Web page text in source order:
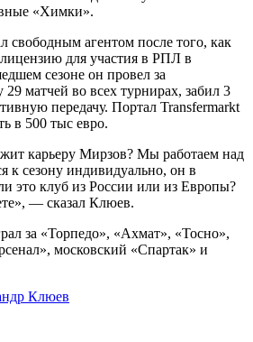
«Химки».
агентом после того, как
для участия в РПЛ в
сезоне он провел за
матчей во всех турнирах, забил 3
передачу. Портал Transfermarkt
в 500 тыс евро.
карьеру Мирзов? Мы работаем над
к сезону индивидуально, он в
это клуб из России или из Европы?
— сказал Клюев.
за «Торпедо», «Ахмат», «Тосно»,
московский «Спартак» и
Клюев